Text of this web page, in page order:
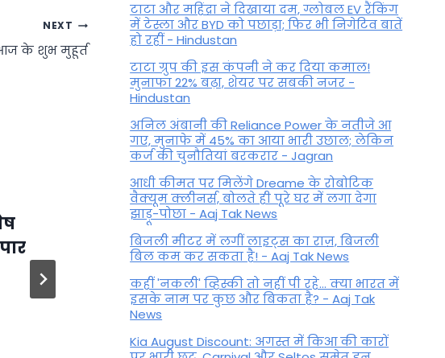
NEXT
आज के शुभ मुहूर्त
Navratri Travel Places: नवरात्रि
में इन जगहों पर जरूर बनाना चाहिए
घूमने का प्लान
By September 27, 2022
टाटा और महिंद्रा ने दिखाया दम, ग्लोबल EV रैंकिंग
में टेस्ला और BYD को पछाड़ा; फिर भी निगेटिव बातें
हो रहीं - Hindustan
टाटा ग्रुप की इस कंपनी ने कर दिया कमाल!
मुनाफा 22% बढ़ा, शेयर पर सबकी नजर -
Hindustan
अनिल अंबानी की Reliance Power के नतीजे आ
गए, मुनाफे में 45% का आया भारी उछाल; लेकिन
कर्ज की चुनौतियां बरकरार - Jagran
आधी कीमत पर मिलेंगे Dreame के रोबोटिक
वैक्यूम क्लीनर्स, बोलते ही पूरे घर में लगा देगा
झाड़ू-पोछा - Aaj Tak News
बिजली मीटर में लगीं लाइट्स का राज़, बिजली
बिल कम कर सकता है! - Aaj Tak News
कहीं 'नकली' व्हिस्की तो नहीं पी रहे... क्या भारत में
इसके नाम पर कुछ और बिकता है? - Aaj Tak
News
Kia August Discount: अगस्त में किआ की कारों